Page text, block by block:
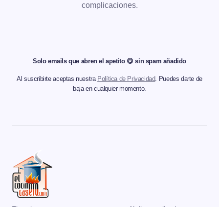
complicaciones.
Solo emails que abren el apetito 😋 sin spam añadido
Al suscribirte aceptas nuestra Política de Privacidad. Puedes darte de
baja en cualquier momento.